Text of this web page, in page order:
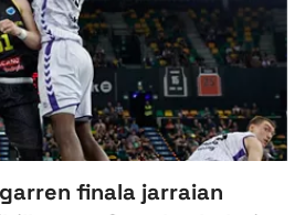
finala jarraian